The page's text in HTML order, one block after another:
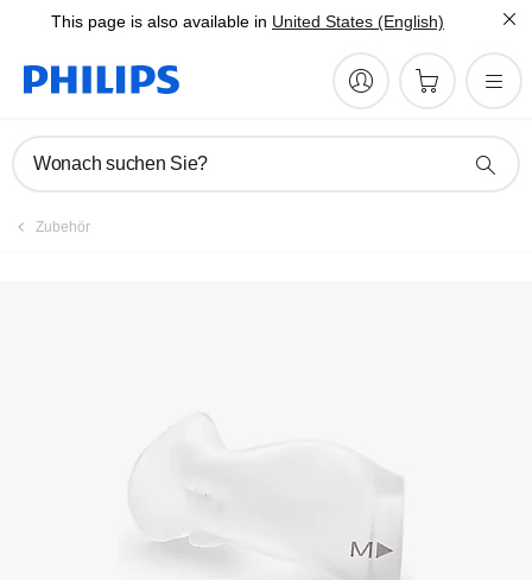
This page is also available in United States (English)
Wonach suchen Sie?
Zubehör